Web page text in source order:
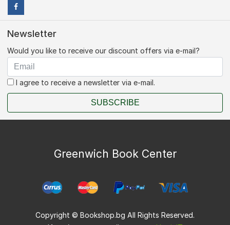
Newsletter
Would you like to receive our discount offers via e-mail?
I agree to receive a newsletter via e-mail.
SUBSCRIBE
Greenwich Book Center
Copyright © Bookshop.bg All Rights Reserved.